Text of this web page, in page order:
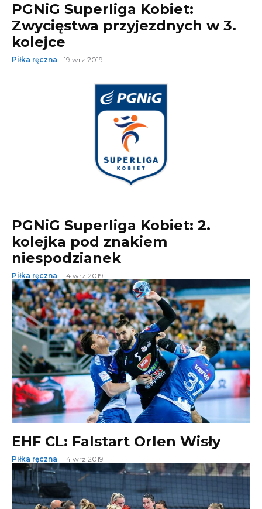
PGNiG Superliga Kobiet:
Zwycięstwa przyjezdnych w 3.
kolejce
Piłka ręczna 19 wrz 2019
PGNiG Superliga Kobiet: 2.
kolejka pod znakiem
niespodzianek
Piłka ręczna 14 wrz 2019
EHF CL: Falstart Orlen Wisły
Piłka ręczna 14 wrz 2019